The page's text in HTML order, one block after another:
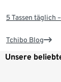
5 Tassen täglich
Tchibo Blog
Unsere